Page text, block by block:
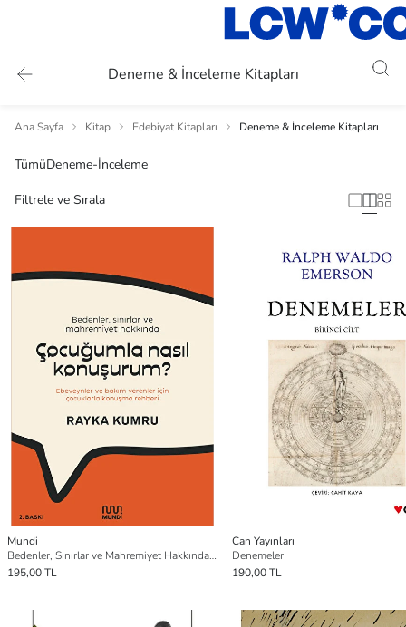
Deneme & İnceleme Kitapları
Ana Sayfa Kitap Edebiyat Kitapları Deneme & İnceleme Kitapları
TümüDeneme-İnceleme
Filtrele ve Sırala
Mundi
Bedenler, Sınırlar ve Mahremiyet Hakkında Çocuğumla Nasıl Konuşurum?
195,00 TL
Can Yayınları
Denemeler
190,00 TL